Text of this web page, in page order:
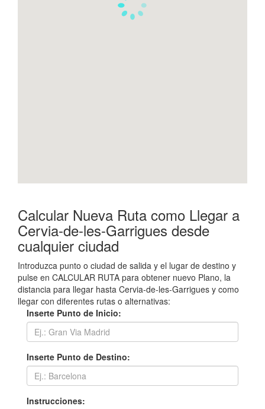
Calcular Nueva Ruta como Llegar a
Cervia-de-les-Garrigues desde
cualquier ciudad
Introduzca punto o ciudad de salida y el lugar de destino y
pulse en CALCULAR RUTA para obtener nuevo Plano, la
distancia para llegar hasta Cervia-de-les-Garrigues y como
llegar con diferentes rutas o alternativas:
Inserte Punto de Inicio:
Inserte Punto de Destino:
Instrucciones: